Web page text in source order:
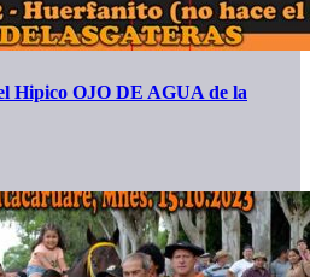
Hipico OJO DE AGUA de la